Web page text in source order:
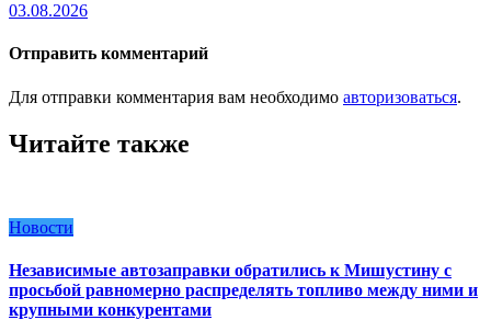
03.08.2026
Отправить комментарий
Для отправки комментария вам необходимо авторизоваться.
Читайте также
Новости
Независимые автозаправки обратились к Мишустину с
просьбой равномерно распределять топливо между ними и
крупными конкурентами